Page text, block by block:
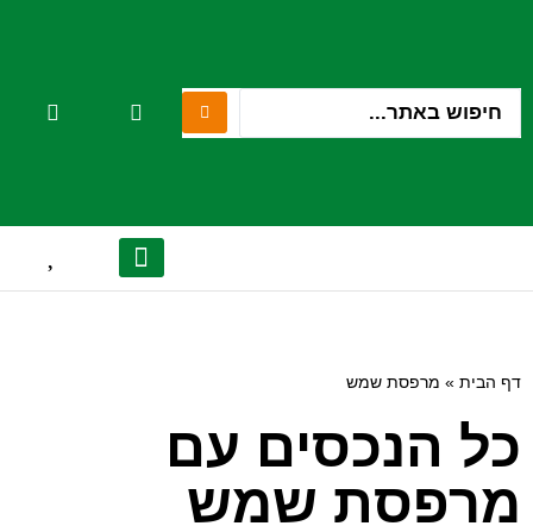
דף הבית » מרפסת שמש
כל הנכסים עם
מרפסת שמש